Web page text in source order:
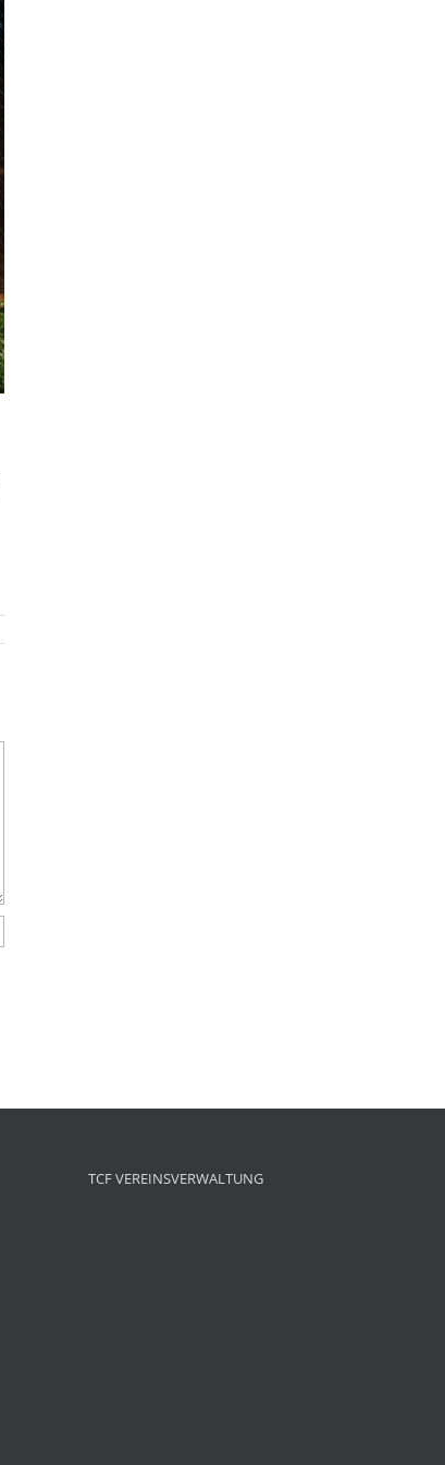
TCF VEREINSVERWALTUNG